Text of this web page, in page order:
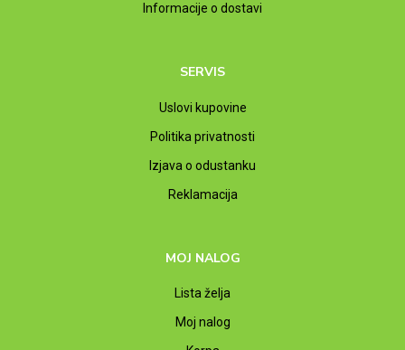
Informacije o dostavi
SERVIS
Uslovi kupovine
Politika privatnosti
Izjava o odustanku
Reklamacija
MOJ NALOG
Lista želja
Moj nalog